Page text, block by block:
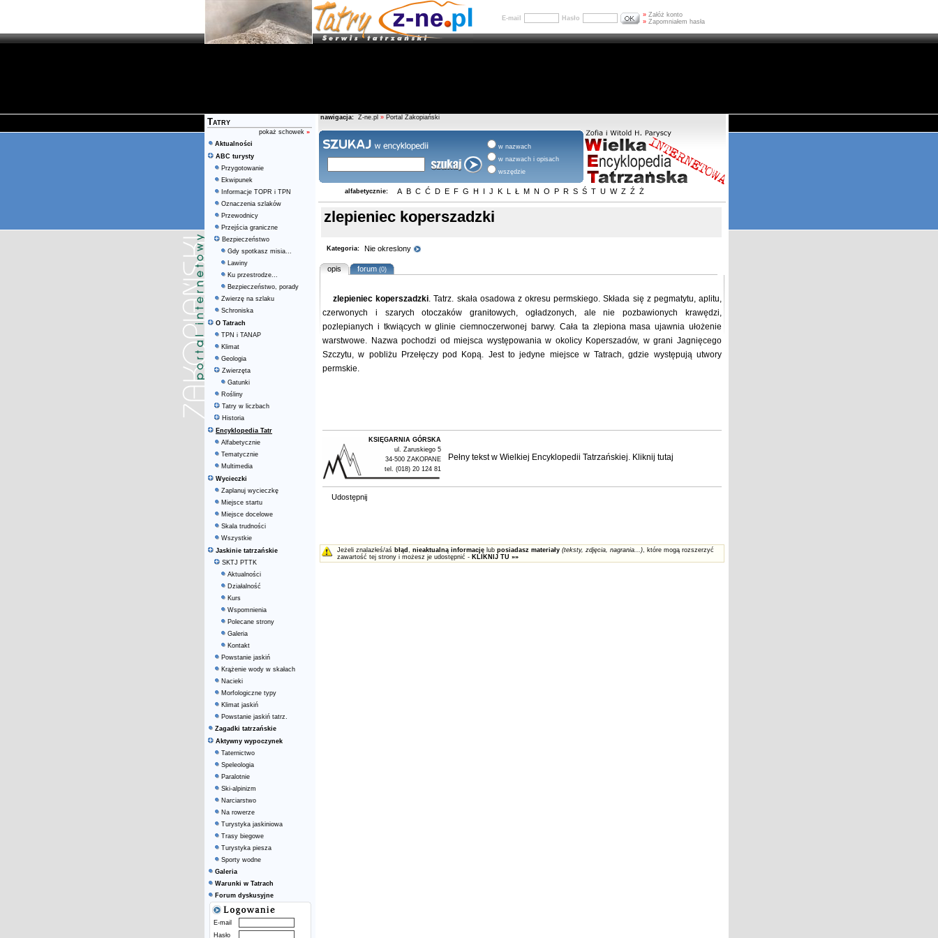
E-mail Hasło » Załóż konto
» Zapomniałem hasła
Tatry
pokaż schowek »
Aktualności
ABC turysty
Przygotowanie
Ekwipunek
Informacje TOPR i TPN
Oznaczenia szlaków
Przewodnicy
Przejścia graniczne
Bezpieczeństwo
Gdy spotkasz misia...
Lawiny
Ku przestrodze...
Bezpieczeństwo, porady
Zwierzę na szlaku
Schroniska
O Tatrach
TPN i TANAP
Klimat
Geologia
Zwierzęta
Gatunki
Rośliny
Tatry w liczbach
Historia
Encyklopedia Tatr
Alfabetycznie
Tematycznie
Multimedia
Wycieczki
Zaplanuj wycieczkę
Miejsce startu
Miejsce docelowe
Skala trudności
Wszystkie
Jaskinie tatrzańskie
SKTJ PTTK
Aktualności
Działalność
Kurs
Wspomnienia
Polecane strony
Galeria
Kontakt
Powstanie jaskiń
Krążenie wody w skałach
Nacieki
Morfologiczne typy
Klimat jaskiń
Powstanie jaskiń tatrz.
Zagadki tatrzańskie
Aktywny wypoczynek
Taternictwo
Speleologia
Paralotnie
Ski-alpinizm
Narciarstwo
Na rowerze
Turystyka jaskiniowa
Trasy biegowe
Turystyka piesza
Sporty wodne
Galeria
Warunki w Tatrach
Forum dyskusyjne
E-mail
Hasło
nawigacja: Z-ne.pl » Portal Zakopiański
w nazwach
w nazwach i opisach
wszędzie
alfabetycznie: A B C Ć D E F G H I J K L Ł M N O P R S Ś T U W Z Ź Ż
zlepieniec koperszadzki
Kategoria: Nie okreslony
opis forum(0)
zlepieniec koperszadzki. Tatrz. skała osadowa z okresu permskiego. Składa się z pegmatytu, aplitu,
czerwonych i szarych otoczaków granitowych, ogładzonych, ale nie pozbawionych krawędzi,
pozlepianych i tkwiących w glinie ciemnoczerwonej barwy. Cała ta zlepiona masa ujawnia ułożenie
warstwowe. Nazwa pochodzi od miejsca występowania w okolicy Koperszadów, w grani Jagnięcego
Szczytu, w pobliżu Przełęczy pod Kopą. Jest to jedyne miejsce w Tatrach, gdzie występują utwory
permskie.
KSIĘGARNIA GÓRSKA
ul. Zaruskiego 5
34-500 ZAKOPANE
tel. (018) 20 124 81
Pełny tekst w Wielkiej Encyklopedii Tatrzańskiej. Kliknij tutaj
Udostępnij
Jeżeli znalazłeś/aś błąd , nieaktualną informację lub posiadasz materiały (teksty, zdjęcia, nagrania...), które mogą rozszerzyć
zawartość tej strony i możesz je udostępnić - KLIKNIJ TU »»